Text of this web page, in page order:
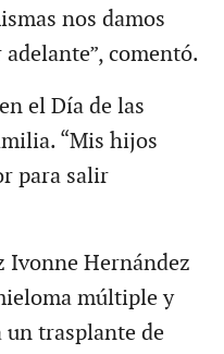
nos damos
comentó.
el Día de las
“Mis hijos
para salir
Ivonne Hernández
múltiple y
un trasplante de